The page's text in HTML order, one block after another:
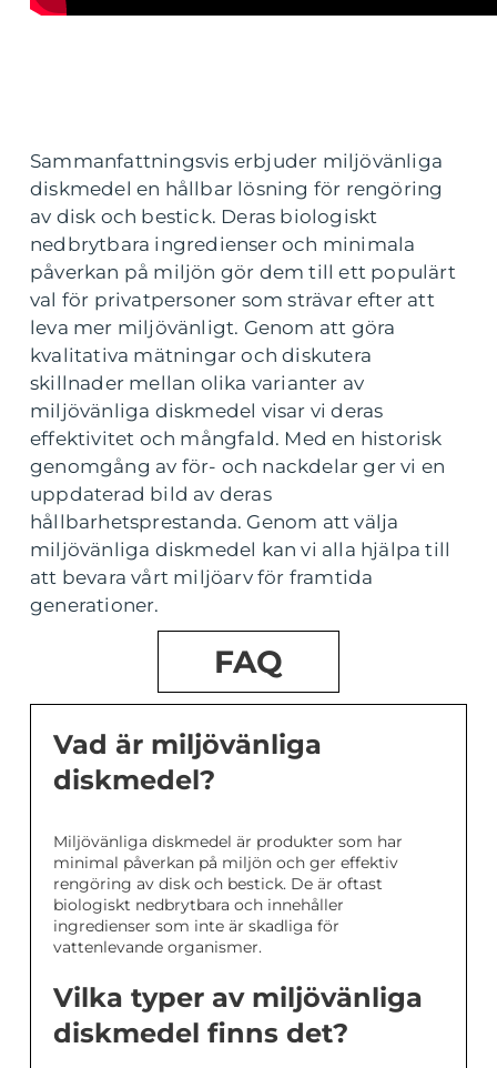
Sammanfattningsvis erbjuder miljövänliga
diskmedel en hållbar lösning för rengöring
av disk och bestick. Deras biologiskt
nedbrytbara ingredienser och minimala
påverkan på miljön gör dem till ett populärt
val för privatpersoner som strävar efter att
leva mer miljövänligt. Genom att göra
kvalitativa mätningar och diskutera
skillnader mellan olika varianter av
miljövänliga diskmedel visar vi deras
effektivitet och mångfald. Med en historisk
genomgång av för- och nackdelar ger vi en
uppdaterad bild av deras
hållbarhetsprestanda. Genom att välja
miljövänliga diskmedel kan vi alla hjälpa till
att bevara vårt miljöarv för framtida
generationer.
FAQ
Vad är miljövänliga
diskmedel?
Miljövänliga diskmedel är produkter som har
minimal påverkan på miljön och ger effektiv
rengöring av disk och bestick. De är oftast
biologiskt nedbrytbara och innehåller
ingredienser som inte är skadliga för
vattenlevande organismer.
Vilka typer av miljövänliga
diskmedel finns det?